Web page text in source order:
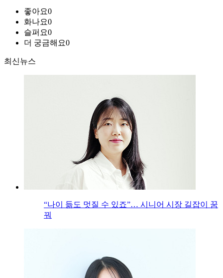
좋아요0
화나요0
슬퍼요0
더 궁금해요0
최신뉴스
“나이 듦도 멋질 수 있죠”… 시니어 시장 길잡이 꿈
꿔